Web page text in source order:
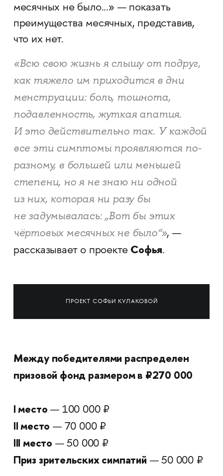
месячных не было...» — показать
преимущества месячных, представив,
что их нет.
«Всю свою жизнь я слышу от подруг,
как тяжело им приходится в дни
менструации: боль, тошнота,
подавленность, жуткая апатия.
И это действительно так. У каждой
все эти симптомы проявляются по-
разному, в большей или меньшей
степени, но я не знаю ни одной
из них, которая ни разу бы
не задумывалась: „Вот бы этих
чёртовых месячных не было“», —
рассказывает о проекте Софья.
ПРОЕКТ СОФЬИ КУЛАКОВОЙ
Между победителями распределен
призовой фонд размером в ₽270 000
I место — 100 000 ₽
II место — 70 000 ₽
III место — 50 000 ₽
Приз зрительских симпатий — 50 000 ₽